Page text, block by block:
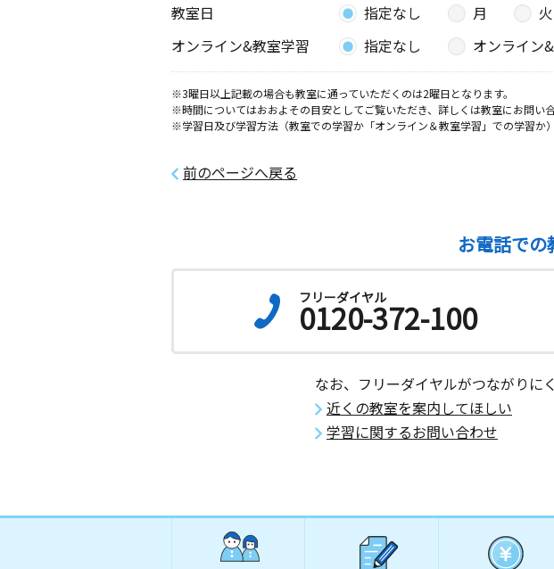
1歳～高校生
愛知県岡崎市大西町奥長入５０－２ マンション
大磯１０２号
教室日
指定なし 月 火
オンライン&教室学習
指定なし オンライン
※3曜日以上記載の場合も教室に通っていただくのは2曜日となります。
※時間についてはおおよその目安としてご覧いただき、詳しくは教室にお問い
※学習日及び学習方法（教室での学習か「オンライン＆教室学習」での学習か
前のページへ戻る
お電話での
フリーダイヤル
0120-372-100
なお、フリーダイヤルがつながりに
近くの教室を案内してほしい
学習に関するお問い合わせ